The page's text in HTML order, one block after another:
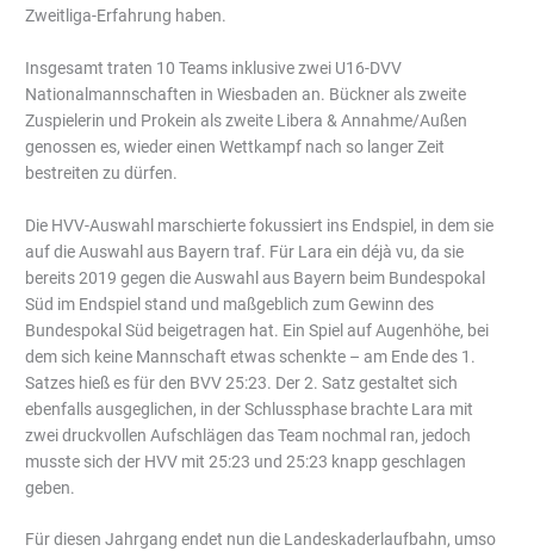
Zweitliga-Erfahrung haben.
Insgesamt traten 10 Teams inklusive zwei U16-DVV
Nationalmannschaften in Wiesbaden an. Bückner als zweite
Zuspielerin und Prokein als zweite Libera & Annahme/Außen
genossen es, wieder einen Wettkampf nach so langer Zeit
bestreiten zu dürfen.
Die HVV-Auswahl marschierte fokussiert ins Endspiel, in dem sie
auf die Auswahl aus Bayern traf. Für Lara ein déjà vu, da sie
bereits 2019 gegen die Auswahl aus Bayern beim Bundespokal
Süd im Endspiel stand und maßgeblich zum Gewinn des
Bundespokal Süd beigetragen hat. Ein Spiel auf Augenhöhe, bei
dem sich keine Mannschaft etwas schenkte – am Ende des 1.
Satzes hieß es für den BVV 25:23. Der 2. Satz gestaltet sich
ebenfalls ausgeglichen, in der Schlussphase brachte Lara mit
zwei druckvollen Aufschlägen das Team nochmal ran, jedoch
musste sich der HVV mit 25:23 und 25:23 knapp geschlagen
geben.
Für diesen Jahrgang endet nun die Landeskaderlaufbahn, umso